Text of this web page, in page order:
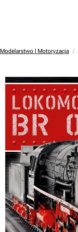
Modelarstwo I Motoryzacja